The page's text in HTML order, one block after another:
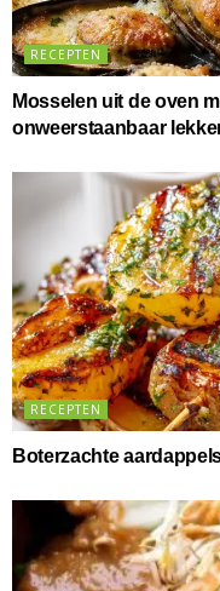
RECEPTEN
Mosselen uit de oven
onweerstaanbaar
RECEPTEN
Boterzachte